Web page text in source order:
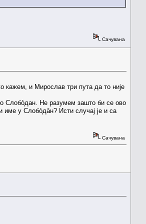
Сачувана
кажем, и Мирослав три пута да то није
Слобòдан. Не разумем зашто би се ово
име у Слобòдāн? Исти случај је и са
Сачувана